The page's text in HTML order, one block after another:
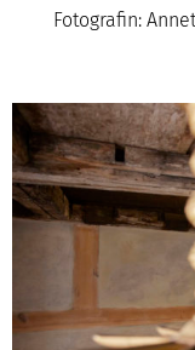
Fotografin: